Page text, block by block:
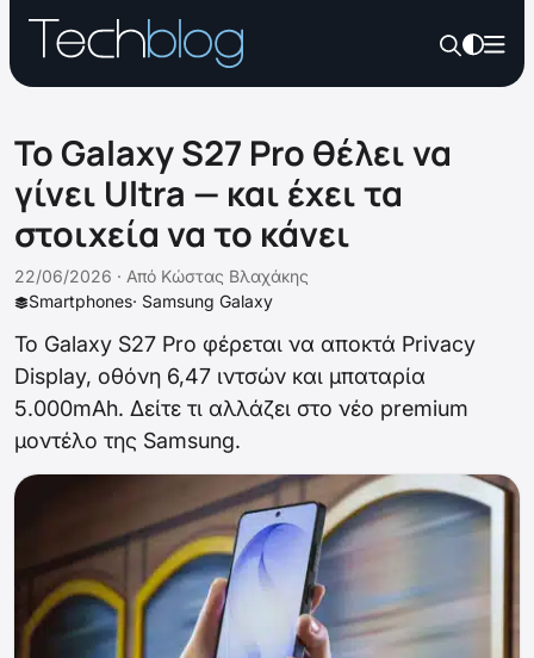
Το Galaxy S27 Pro θέλει να
γίνει Ultra — και έχει τα
στοιχεία να το κάνει
Smartphones· Samsung Galaxy
22/06/2026 · Από Κώστας Βλαχάκης
Το Galaxy S27 Pro φέρεται να αποκτά Privacy
Display, οθόνη 6,47 ιντσών και μπαταρία
5.000mAh. Δείτε τι αλλάζει στο νέο premium
μοντέλο της Samsung.